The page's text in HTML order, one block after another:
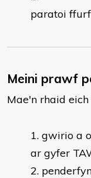
paratoi
Meini prawf
Mae'n rhaid
gwirio a
ar gyfer